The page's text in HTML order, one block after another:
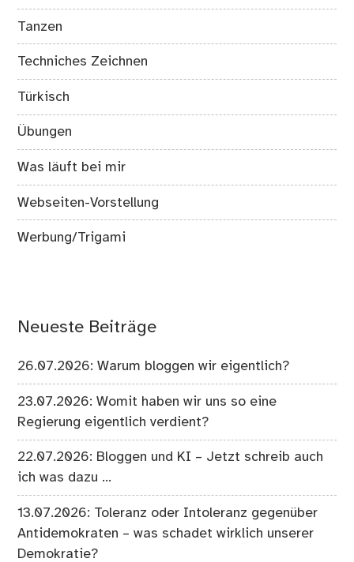
Tanzen
Techniches Zeichnen
Türkisch
Übungen
Was läuft bei mir
Webseiten-Vorstellung
Werbung/Trigami
Neueste Beiträge
26.07.2026: Warum bloggen wir eigentlich?
23.07.2026: Womit haben wir uns so eine
Regierung eigentlich verdient?
22.07.2026: Bloggen und KI – Jetzt schreib auch
ich was dazu …
13.07.2026: Toleranz oder Intoleranz gegenüber
Antidemokraten – was schadet wirklich unserer
Demokratie?